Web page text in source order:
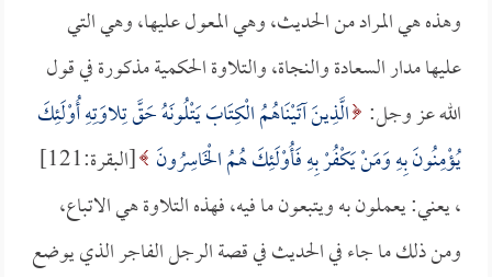
وهذه هي المراد من الحديث، وهي المعول عليها، وهي التي
عليها مدار السعادة والنجاة، والتلاوة الحكمية مذكورة في قول
الله عز وجل: الَّذِينَ آتَيْنَاهُمُ الْكِتَابَ يَتْلُونَهُ حَقَّ تِلاوَتِهِ أُوْلَئِكَ
يُؤْمِنُونَ بِهِ وَمَنْ يَكْفُرْ بِهِ فَأُوْلَئِكَ هُمُ الْخَاسِرُونَ
[البقرة:121]
، يعني: يعملون به ويتبعون ما فيه، فهذه التلاوة هي الاتباع،
ومن ذلك ما جاء في الحديث في قصة الرجل الفاجر الذي يوضع